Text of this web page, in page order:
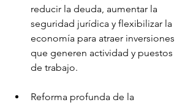
reducir la deuda, aumentar la
seguridad jurídica y flexibilizar la
economía para atraer inversiones
que generen actividad y puestos
de trabajo.
Reforma profunda de la